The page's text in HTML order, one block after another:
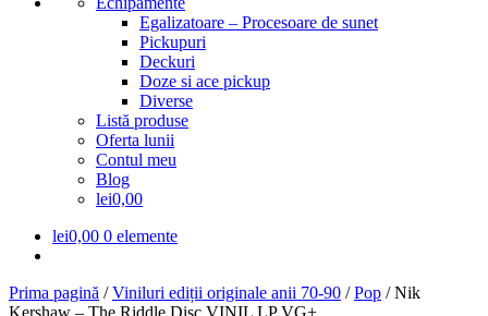
Egalizatoare – Procesoare de sunet
Pickupuri
Deckuri
Doze si ace pickup
Diverse
Listă produse
Oferta lunii
Contul meu
Blog
lei0,00
lei0,00 0 elemente
Prima pagină /Viniluri ediții originale anii 70-90 /Pop /Nik
Kershaw – The Riddle Disc VINIL LP VG+